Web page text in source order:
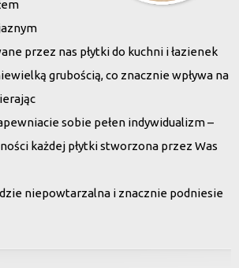
przez nas płytki do kuchni i łazienek
grubością, co znacznie wpływa na
sobie pełen indywidualizm –
każdej płytki stworzona przez Was
niepowtarzalna i znacznie podniesie